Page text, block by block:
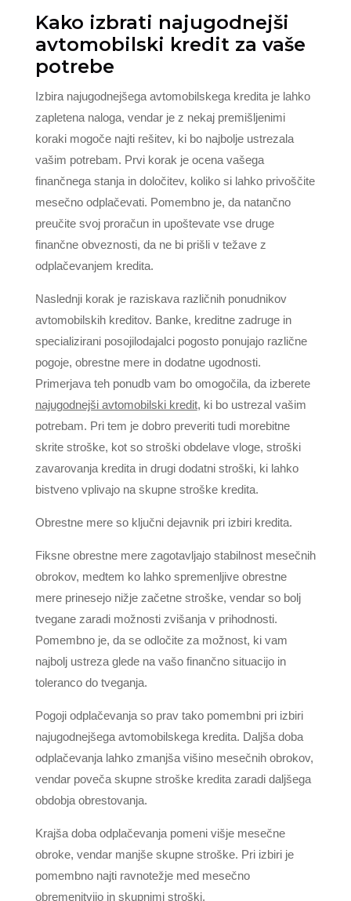
Kako izbrati najugodnejši
avtomobilski kredit za vaše
potrebe
Izbira najugodnejšega avtomobilskega kredita je lahko
zapletena naloga, vendar je z nekaj premišljenimi
koraki mogoče najti rešitev, ki bo najbolje ustrezala
vašim potrebam. Prvi korak je ocena vašega
finančnega stanja in določitev, koliko si lahko privoščite
mesečno odplačevati. Pomembno je, da natančno
preučite svoj proračun in upoštevate vse druge
finančne obveznosti, da ne bi prišli v težave z
odplačevanjem kredita.
Naslednji korak je raziskava različnih ponudnikov
avtomobilskih kreditov. Banke, kreditne zadruge in
specializirani posojilodajalci pogosto ponujajo različne
pogoje, obrestne mere in dodatne ugodnosti.
Primerjava teh ponudb vam bo omogočila, da izberete
najugodnejši avtomobilski kredit, ki bo ustrezal vašim
potrebam. Pri tem je dobro preveriti tudi morebitne
skrite stroške, kot so stroški obdelave vloge, stroški
zavarovanja kredita in drugi dodatni stroški, ki lahko
bistveno vplivajo na skupne stroške kredita.
Obrestne mere so ključni dejavnik pri izbiri kredita.
Fiksne obrestne mere zagotavljajo stabilnost mesečnih
obrokov, medtem ko lahko spremenljive obrestne
mere prinesejo nižje začetne stroške, vendar so bolj
tvegane zaradi možnosti zvišanja v prihodnosti.
Pomembno je, da se odločite za možnost, ki vam
najbolj ustreza glede na vašo finančno situacijo in
toleranco do tveganja.
Pogoji odplačevanja so prav tako pomembni pri izbiri
najugodnejšega avtomobilskega kredita. Daljša doba
odplačevanja lahko zmanjša višino mesečnih obrokov,
vendar poveča skupne stroške kredita zaradi daljšega
obdobja obrestovanja.
Krajša doba odplačevanja pomeni višje mesečne
obroke, vendar manjše skupne stroške. Pri izbiri je
pomembno najti ravnotežje med mesečno
obremenitvijo in skupnimi stroški.